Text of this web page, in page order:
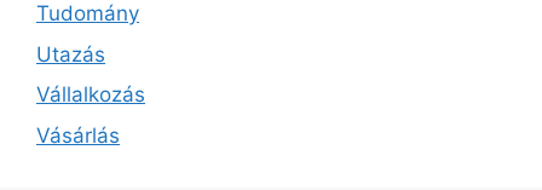
Tudomány
Utazás
Vállalkozás
Vásárlás